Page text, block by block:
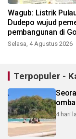
Wagub: Listrik
Dudepo wujud
pembangunan di
Selasa, 4 Agustus 2026
Terpopuler -
4 hari